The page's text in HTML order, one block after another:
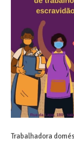
Trabalhadora